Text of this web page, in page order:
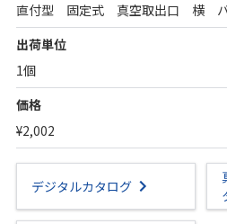
直付型 固定式 真空取出口 横 バ
出荷単位
1個
価格
¥2,002
デジタルカタログ